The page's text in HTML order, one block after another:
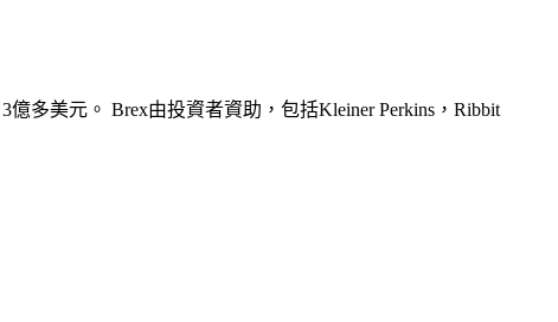
多美元。 Brex由投資者資助，包括Kleiner Perkins，Ribbit